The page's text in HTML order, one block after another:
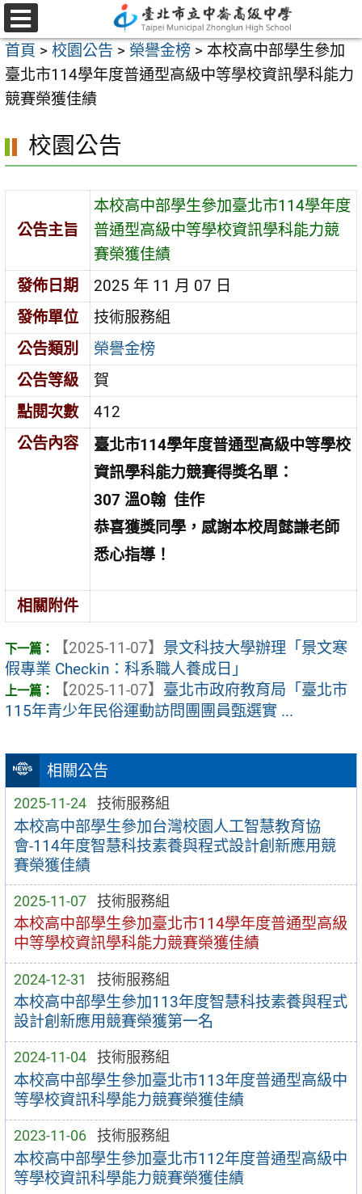
跳
至
主
要
內
區
選
單
首頁 > 校園公告 > 榮譽金榜 > 本校高中部學生參加
臺北市114學年度普通型高級中等學校資訊學科能力
競賽榮獲佳績
相關公告
2025-11-24 技術服務組
本校高中部學生參加台灣校園人工智慧教育協
會-114年度智慧科技素養與程式設計創新應用競
賽榮獲佳績
2025-11-07 技術服務組
本校高中部學生參加臺北市114學年度普通型高級
中等學校資訊學科能力競賽榮獲佳績
2024-12-31 技術服務組
本校高中部學生參加113年度智慧科技素養與程式
設計創新應用競賽榮獲第一名
2024-11-04 技術服務組
本校高中部學生參加臺北市113年度普通型高級中
等學校資訊科學能力競賽榮獲佳績
2023-11-06 技術服務組
本校高中部學生參加臺北市112年度普通型高級中
等學校資訊科學能力競賽榮獲佳績
校園公告
公告主旨
本校高中部學生參加臺北市114學年度
普通型高級中等學校資訊學科能力競
賽榮獲佳績
發佈日期
2025 年 11 月 07 日
發佈單位
技術服務組
公告類別
榮譽金榜
公告等級
賀
點閱次數
412
公告內容
臺北市114學年度普通型高級中等學校
資訊學科能力競賽得獎名單：
307 溫O翰 佳作
恭喜獲獎同學，感謝本校周懿謙老師
悉心指導！
相關附件
【2025-11-07】 景文科技大學辦理「景文寒
假專業 Checkin：科系職人養成日」
【2025-11-07】 臺北市政府教育局「臺北市
115年青少年民俗運動訪問團團員甄選實 ...